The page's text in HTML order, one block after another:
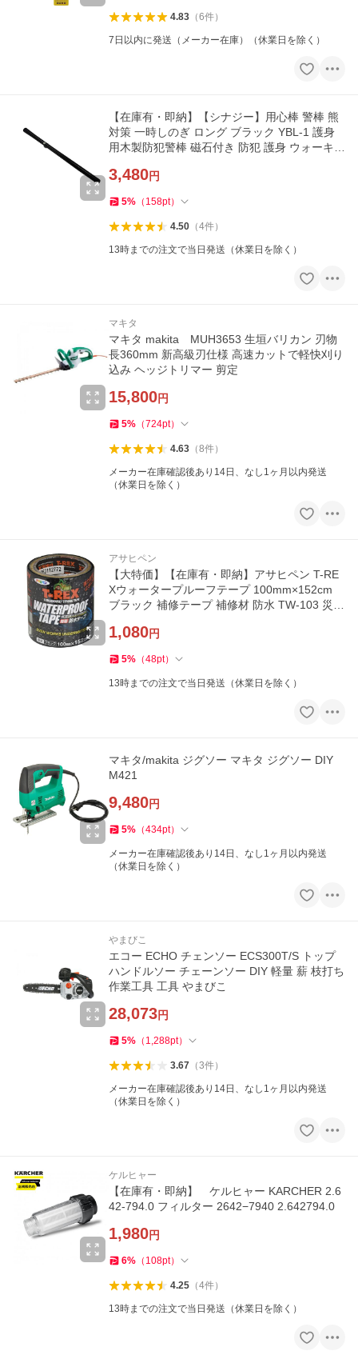
4.83（6件）
7日以内に発送（メーカー在庫）（休業日を除く）
【在庫有・即納】【シナジー】用心棒 警棒 熊
対策 一時しのぎ ロング ブラック YBL-1 護身
用木製防犯警棒 磁石付き 防犯 護身 ウォーキン
3,480円
5% （ 158pt）
4.50（4件）
13時までの注文で当日発送（休業日を除く）
マキタ
マキタ makita MUH3653 生垣バリカン 刃物
長360mm 新高級刃仕様 高速カットで軽快刈り
込み ヘッジトリマー 剪定
15,800円
5% （724pt）
4.63（8件）
メーカー在庫確認後あり14日、なし1ヶ月以内発送
（休業日を除く）
アサヒペン
【大特価】【在庫有・即納】アサヒペン T-RE
Xウォータープルーフテープ 100mm×152cm
ブラック 補修テープ 補修材 防水 TW-103 災害
1,080円
5% （48pt）
13時までの注文で当日発送（休業日を除く）
マキタ/makita ジグソー マキタ ジグソー DIY
M421
9,480円
5% （434pt）
メーカー在庫確認後あり14日、なし1ヶ月以内発送
（休業日を除く）
やまびこ
エコー ECHO チェンソー ECS300T/S トップ
ハンドルソー チェーンソー DIY 軽量 薪 枝打ち
作業工具 工具 やまびこ
28,073円
5% （ 1,288pt）
3.67（3件）
メーカー在庫確認後あり14日、なし1ヶ月以内発送
（休業日を除く）
ケルヒャー
【在庫有・即納】 ケルヒャー KARCHER 2.6
42-794.0 フィルター 2642−7940 2.642794.0
1,980円
6% （ 108pt）
4.25（4件）
13時までの注文で当日発送（休業日を除く）